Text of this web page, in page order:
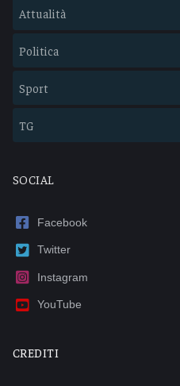
Attualità
Politica
Sport
TG
SOCIAL
Facebook
Twitter
Instagram
YouTube
CREDITI